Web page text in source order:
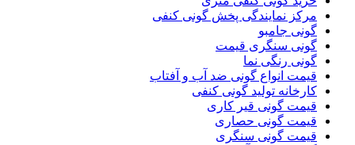
مرکز نمایندگی پخش گونی کنفی
گونی جامبو
گونی سنگری قیمت
گونی رنگی نما
قیمت انواع گونی ضد آب و آفتاب
کارخانه تولید گونی کنفی
قیمت گونی قیر کاری
قیمت گونی حصاری
قیمت گونی سنگری